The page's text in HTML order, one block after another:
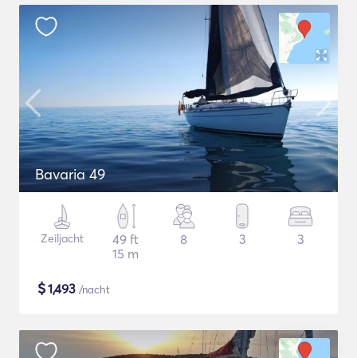
Bavaria 49
Zeiljacht
49 ft
15 m
8 3 3
$1,493 /nacht